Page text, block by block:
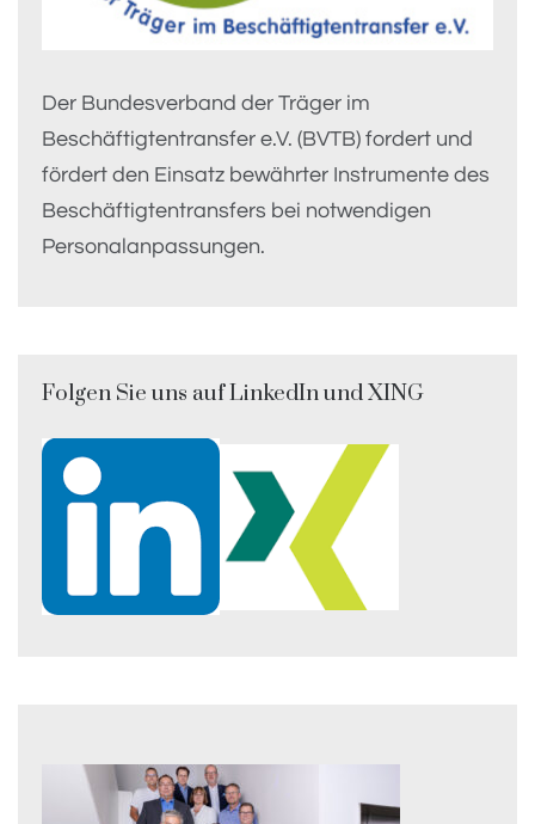
Der Bundesverband der Träger im
Beschäftigtentransfer e.V. (BVTB) fordert und
fördert den Einsatz bewährter Instrumente des
Beschäftigtentransfers bei notwendigen
Personalanpassungen.
Folgen Sie uns auf LinkedIn und XING